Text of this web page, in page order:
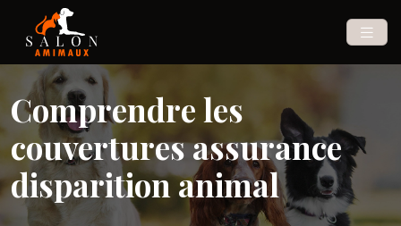
Comprendre les
couvertures assurance
disparition animal